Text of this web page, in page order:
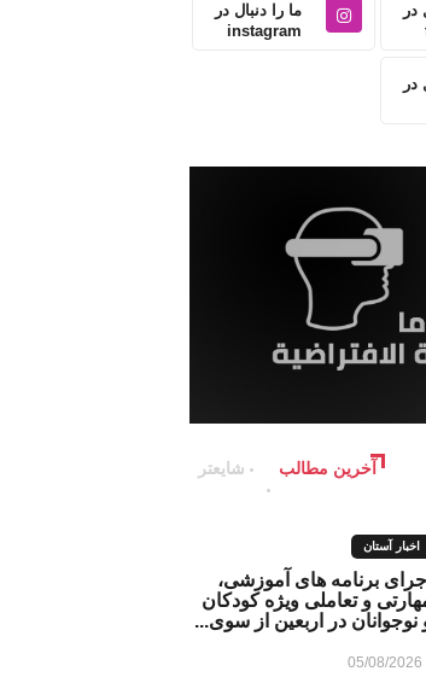
در
ما را دنبال در
instagram
در
آخرین مطالب شایعتر
اخبار آستان
اجرای برنامه های آموزشی،
و تعاملی ویژه کودکان
نوجوانان در اربعین از سوی...
05/08/2026